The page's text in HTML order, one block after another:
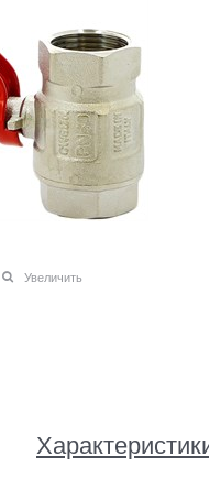
Увеличить